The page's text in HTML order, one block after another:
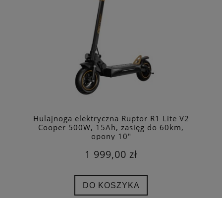
Hulajnoga elektryczna Ruptor R1 Lite V2
Cooper 500W, 15Ah, zasięg do 60km,
opony 10"
1 999,00 zł
DO KOSZYKA